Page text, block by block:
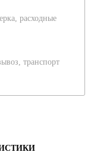
расходные
транспорт